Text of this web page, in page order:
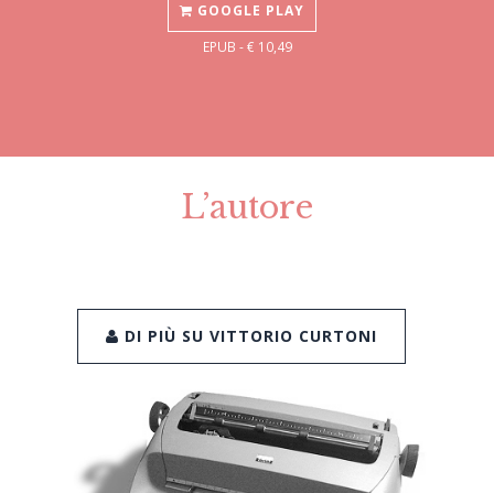
GOOGLE PLAY
EPUB - € 10,49
L’autore
DI PIÙ SU VITTORIO CURTONI